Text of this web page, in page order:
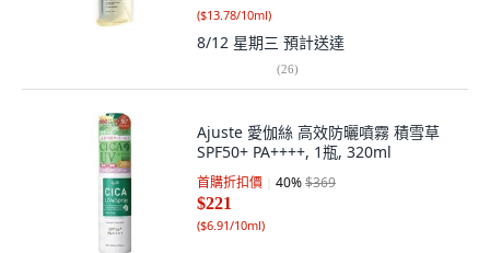
($13.78/10ml)
8/12 星期三 預計送達
(26)
Ajuste 愛伽絲 高效防曬噴霧 積雪草
SPF50+ PA++++, 1瓶, 320ml
首購折扣價 40%$369
$221
($6.91/10ml)